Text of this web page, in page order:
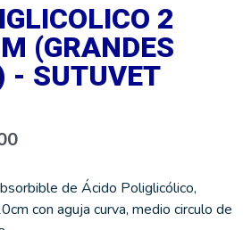
2
(GRANDES
- SUTUVET
Rango
de
$12,900
hasta
$138,800
de Ácido Poliglicólico,
con aguja curva, medio circulo de